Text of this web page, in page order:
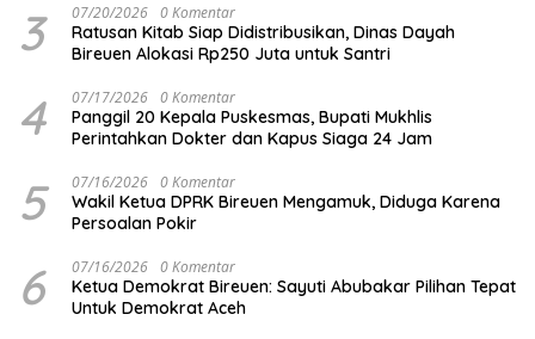
3 07/20/2026 0 Komentar
Ratusan Kitab Siap Didistribusikan, Dinas Dayah
Bireuen Alokasi Rp250 Juta untuk Santri
4 07/17/2026 0 Komentar
Panggil 20 Kepala Puskesmas, Bupati Mukhlis
Perintahkan Dokter dan Kapus Siaga 24 Jam
5 07/16/2026 0 Komentar
Wakil Ketua DPRK Bireuen Mengamuk, Diduga Karena
Persoalan Pokir
6 07/16/2026 0 Komentar
Ketua Demokrat Bireuen: Sayuti Abubakar Pilihan Tepat
Untuk Demokrat Aceh